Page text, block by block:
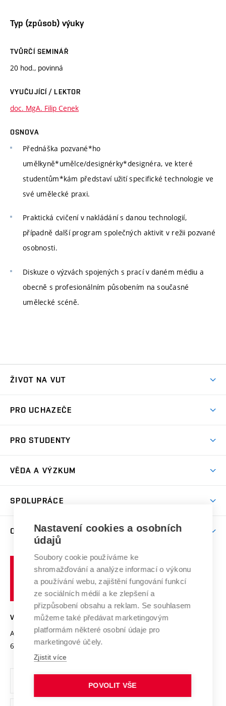
Typ (způsob) výuky
TVŮRČÍ SEMINÁŘ
20 hod., povinná
VYUČUJÍCÍ / LEKTOR
doc. MgA. Filip Cenek
OSNOVA
Přednáška pozvané*ho
umělkyně*umělce/designérky*designéra, ve které
studentům*kám představí užití specifické technologie ve
své umělecké praxi.
Praktická cvičení v nakládání s danou technologií,
případně další program společných aktivit v režii pozvané
osobnosti.
Diskuze o výzvách spojených s prací v daném médiu a
obecně s profesionálním působením na současné
umělecké scéně.
ŽIVOT NA VUT
Koleje
Sport na VUT
PRO UCHAZEČE
Dny otevřených dveří
Celoživotní vzdělávání
E-přihláška
PRO STUDENTY
Harmonogram akademického roku
Závěrečné práce
Doktorské studium
Zpracování osobních údajů studentů
Sociální bezpečí
Studium bez bariér
Podpora podnikání
VĚDA A VÝZKUM
Mezinárodní vědecká rada
Systém zajišťování kvality výzkumu
Výzkumné infrastruktury
Transfer znalostí
Open Science
Projekty
Projekty ze strukturálních fondů
Specifický výzkum
SPOLUPRÁCE
Zahraniční spolupráce
Spolupráce se školami
Služby univerzity
Mezinárodní dohody
Univerzitní sítě
O UNIVERZITĚ
Profil univerzity
Udržitelná univerzita
Podnikavá univerzita / ContriBUTe
Bezpečná univerzita
Vyznamenání
Organizační struktura
Ochrana osobních údajů
učení
technické
VYSOKÉ UČENÍ TECHNICKÉ V BRNĚ
Antonínská 548/1
602 00 Brno
www.vut.cz
vut@vutbr.cz
Nastavení cookies a osobních
údajů
Soubory cookie používáme ke
shromažďování a analýze informací o výkonu
a používání webu, zajištění fungování funkcí
ze sociálních médií a ke zlepšení a
přizpůsobení obsahu a reklam. Se souhlasem
můžeme také předávat marketingovým
platformám některé osobní údaje pro
marketingové účely.
Zjistit více
POVOLIT VŠE